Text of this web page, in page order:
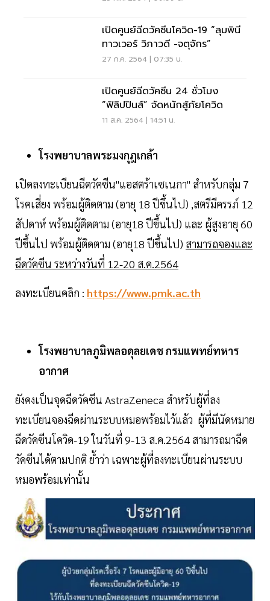
เปิดศูนย์ฉีดวัคซีนโควิด-19 “ลุมพินี
ทาวเวอร์ วิภาวดี -จตุจักร”
27 ก.ค. 2564 | 07:35 น.
เปิดศูนย์ฉีดวัคซีน 24 ชั่วโมง
“ฟิลิปปินส์” จัดหนักสู้ภัยโควิด
11 ส.ค. 2564 | 14:51 น.
โรงพยาบาลพระมงกุฎเกล้า
เปิดลงทะเบียนฉีดวัคซีน"แอสตร้าเซเนกา" สำหรับกลุ่ม 7
โรคเสี่ยง พร้อมผู้ติดตาม (อายุ 18 ปีขึ้นไป) ,สตรีมีครรภ์ 12
สัปดาห์ พร้อมผู้ติดตาม (อายุ18 ปีขึ้นไป) และ ผู้สูงอายุ 60
ปีขึ้นไป พร้อมผู้ติดตาม (อายุ18 ปีขึ้นไป) สามารถจองและ
ฉีดวัคซีน ระหว่างวันที่ 12-20 ส.ค.2564
ลงทะเบียนคลิก : https://www.pmk.ac.th
โรงพยาบาลภูมิพลอดุลยเดช กรมแพทย์ทหาร
อากาศ
ยังคงเป็นจุดฉีดวัคซีน AstraZeneca สำหรับผู้ที่ลง
ทะเบียนจองฉีดผ่านระบบหมอพร้อมไว้แล้ว ผู้ที่มีนัดหมาย
ฉีดวัคซีนโควิด-19 ในวันที่ 9-13 ส.ค.2564 สามารถมาฉีด
วัคซีนได้ตามปกติ ย้ำว่า เฉพาะผู้ที่ลงทะเบียนผ่านระบบ
หมอพร้อมเท่านั้น